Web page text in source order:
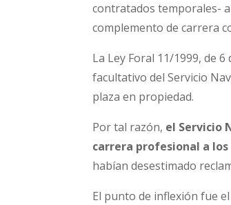
contratados temporales-
complemento de carrera
La Ley Foral 11/1999, de
facultativo del Servicio
plaza en propiedad.
Por tal razón, el Servicio
carrera profesional a
habían desestimado
El punto de inflexión fue